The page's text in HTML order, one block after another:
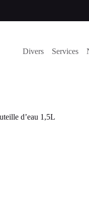
Divers Services
d’eau 1,5L